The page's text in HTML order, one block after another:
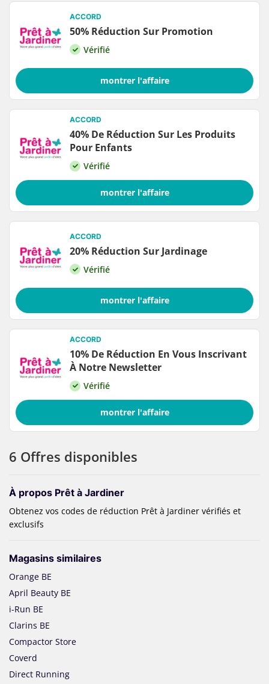
6 Offres disponibles
À propos Prêt à Jardiner
Obtenez vos codes de réduction Prêt à Jardiner vérifiés et
exclusifs
Magasins similaires
Orange BE
April Beauty BE
i-Run BE
Clarins BE
Compactor Store
Coverd
Direct Running
ACCORD
50% Réduction Sur Promotion
Vérifié
montrer l'affaire
ACCORD
40% De Réduction Sur Les Produits
Pour Enfants
Vérifié
montrer l'affaire
ACCORD
20% Réduction Sur Jardinage
Vérifié
montrer l'affaire
ACCORD
10% De Réduction En Vous Inscrivant
À Notre Newsletter
Vérifié
montrer l'affaire